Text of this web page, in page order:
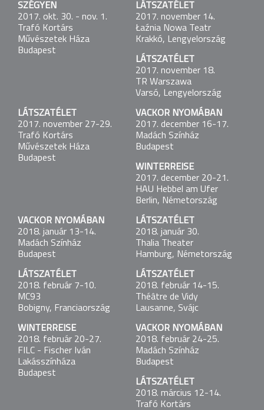
LÁTSZATÉLET
2017. március 20-22.
Trafó Kortárs Művészetek Háza
Budapest
DEMENCIA
2017. május 10.
Brnoi Világszínház
Trafó Kortárs Művészetek Háza
FRANKENSTEIN-TERV
2017. május 28.
Trafó Kortárs Művészetek Háza
Budapest
LÁTSZATÉLET
2017. június 6-7.
1 LINK
2017. június 10.
Trafó Kortárs Művészetek Háza
SZÉGYEN
2017. okt. 30. - nov. 1.
Trafó Kortárs
Művészetek Háza
Budapest
LÁTSZATÉLET
2017. november 14.
Łaźnia Nowa Teatr
Krakkó, Lengyelország
LÁTSZATÉLET
2017. november 18.
TR Warszawa
Varsó, Lengyelország
LÁTSZATÉLET
2017. november 27-29.
Trafó Kortárs
Művészetek Háza
Budapest
VACKOR NYOMÁBAN
2017. december 16-17.
Madách Színház
Budapest
WINTERREISE
2017. december 20-21.
HAU Hebbel am Ufer
Berlin, Németország
VACKOR NYOMÁBAN
2018. január 13-14.
Madách Színház
Budapest
LÁTSZATÉLET
2018. január 30.
Thalia Theater
Hamburg, Németország
LÁTSZATÉLET
2018. február 7-10.
MC93
Bobigny, Franciaország
LÁTSZATÉLET
2018. február 14-15.
Théâtre de Vidy
Lausanne, Svájc
WINTERREISE
2018. február 20-27.
FILC - Fischer Iván
Lakásszínháza
Budapest
VACKOR NYOMÁBAN
2018. február 24-25.
Madách Színház
Budapest
LÁTSZATÉLET
2018. március 12-14.
Trafó Kortárs